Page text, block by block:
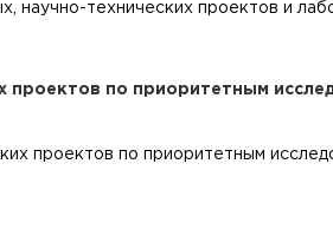
научно-технических проектов и
проектов по приоритетным
проектов по приоритетным